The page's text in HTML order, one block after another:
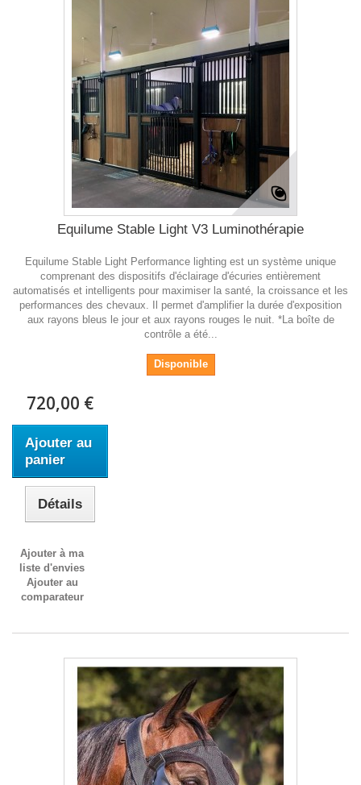
Equilume Stable Light V3 Luminothérapie
Equilume Stable Light Performance lighting est un système unique
comprenant des dispositifs d'éclairage d'écuries entièrement
automatisés et intelligents pour maximiser la santé, la croissance et les
performances des chevaux. Il permet d'amplifier la durée d'exposition
aux rayons bleus le jour et aux rayons rouges le nuit. *La boîte de
contrôle a été...
Disponible
720,00 €
Ajouter au
panier
Détails
Ajouter à ma
liste d'envies
Ajouter au
comparateur